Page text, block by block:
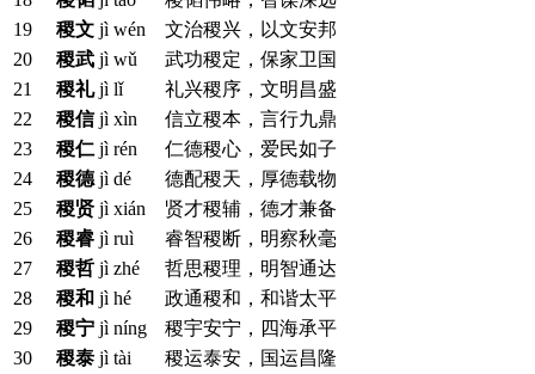
19
稷文 jì wén
文治稷兴，以文安邦
20
稷武 jì wǔ
武功稷定，保家卫国
21
稷礼 jì lǐ
礼兴稷序，文明昌盛
22
稷信 jì xìn
信立稷本，言行九鼎
23
稷仁 jì rén
仁德稷心，爱民如子
24
稷德 jì dé
德配稷天，厚德载物
25
稷贤 jì xián
贤才稷辅，德才兼备
26
稷睿 jì ruì
睿智稷断，明察秋毫
27
稷哲 jì zhé
哲思稷理，明智通达
28
稷和 jì hé
政通稷和，和谐太平
29
稷宁 jì níng
稷宇安宁，四海承平
30
稷泰 jì tài
稷运泰安，国运昌隆